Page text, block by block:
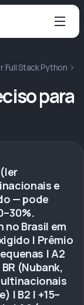
Stack Python
para
e
— pode
Brasil em
| Prêmio
| A2
(Nubank,
| B2 | +15–